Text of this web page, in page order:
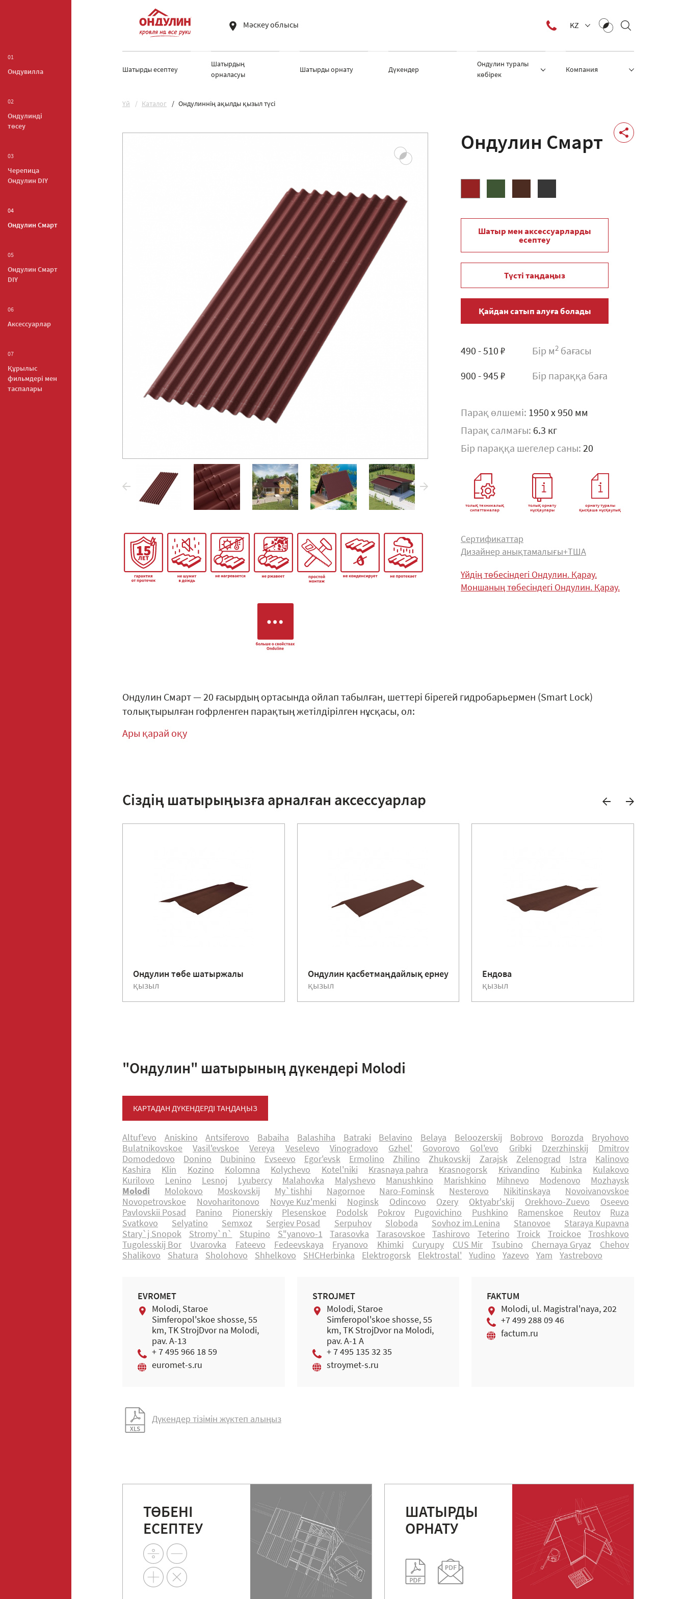
01
Ондувилла
02
Ондулинді
төсеу
03
Черепица
Ондулин DIY
04
Ондулин Смарт
05
Ондулин Смарт
DIY
06
Аксессуарлар
07
Құрылыс
фильмдері мен
таспалары
Мәскеу облысы KZ
Шатырды есептеу
Шатырдың
орналасуы
Шатырды орнату Дүкендер
Ондулин туралы
көбірек
Компания
Yй Каталог Ондулиннің ақылды қызыл түсі
Ондулин Смарт
Шатыр мен аксессуарларды
есептеу
Түсті таңдаңыз
Қайдан сатып алуға болады
490 - 510 ₽ Бір м2 бағасы
900 - 945 ₽ Бір параққа баға
Парақ өлшемі: 1950 x 950 мм
Парақ салмағы: 6.3 кг
Бір параққа шегелер саны: 20
толық техникалық
сипаттамалар
толық орнату
нұсқаулары
орнату туралы
қысқаша нұсқаулық
Сертификаттар
Дизайнер анықтамалығы+ТША
Үйдің төбесіндегі Ондулин. Қарау.
Моншаның төбесіндегі Ондулин. Қарау.
Ондулин Смарт — 20 ғасырдың ортасында ойлап табылған, шеттері бірегей гидробарьермен (Smart Lock)
толықтырылған гофрленген парақтың жетілдірілген нұсқасы, ол:
Ары қарай оқу
Сіздің шатырыңызға арналған аксессуарлар
Ондулин төбе шатыржалы
қызыл
Ондулин қасбетмаңдайлық ернеу
қызыл
Ендова
қызыл
"Ондулин" шатырының дүкендері Molodi
КАРТАДАН ДҮКЕНДЕРДІ ТАҢДАҢЫЗ
Altuf'evo Aniskino Antsiferovo Babaiha Balashiha Batraki Belavino Belaya Beloozerskij Bobrovo Borozda
Bryohovo
Bulatnikovskoe
Vasil'evskoe Vereya Veselevo Vinogradovo Gzhel' Govorovo Gol'evo Gribki Dzerzhinskij
Dmitrov
Domodedovo
Donino Dubinino Evseevo Egor'evsk Ermolino Zhilino Zhukovskij Zarajsk Zelenograd Istra
Kalinovo
Kashira
Klin Kozino Kolomna Kolychevo Kotel'niki Krasnaya pahra Krasnogorsk Krivandino Kubinka
Kulakovo
Kurilovo
Lenino Lesnoj Lyubercy Malahovka Malyshevo Manushkino Marishkino Mihnevo Modenovo
Mozhaysk
Molodi
Molokovo Moskovskij My`tishhi Nagornoe Naro-Fominsk Nesterovo Nikitinskaya
Novoivanovskoe
Novopetrovskoe
Novoharitonovo Novye Kuz'menki Noginsk Odincovo Ozery Oktyabr'skij Orekhovo-Zuevo
Oseevo
Pavlovskii Posad
Panino Pionerskiy Plesenskoe Podolsk Pokrov Pugovichino Pushkino Ramenskoe Reutov
Ruza
Svatkovo
Selyatino Semxoz Sergiev Posad Serpuhov Sloboda Sovhoz im.Lenina Stanovoe
Staraya Kupavna
Stary`j Snopok
Stromy`n` Stupino S"yanovo-1 Tarasovka Tarasovskoe Tashirovo Teterino Troick Troickoe
Troshkovo
Tugolesskij Bor
Uvarovka Fateevo Fedeevskaya Fryanovo Khimki Curyupy CUS Mir Tsubino Chernaya Gryaz
Chehov
Shalikovo
Shatura Sholohovo Shhelkovo SHCHerbinka Elektrogorsk Elektrostal' Yudino Yazevo Yam Yastrebovo
EVROMET
Molodi, Staroe
Simferopol'skoe shosse, 55
km, TK StrojDvor na Molodi,
pav. A-13
+ 7 495 966 18 59
euromet-s.ru
STROJMET
Molodi, Staroe
Simferopol'skoe shosse, 55
km, TK StrojDvor na Molodi,
pav. A-1 A
+ 7 495 135 32 35
stroymet-s.ru
FAKTUM
Molodi, ul. Magistral'naya, 202
+7 499 288 09 46
factum.ru
Дүкендер тізімін жүктеп алыңыз
ТӨБЕНІ
ЕСЕПТЕУ
ШАТЫРДЫ
ОРНАТУ